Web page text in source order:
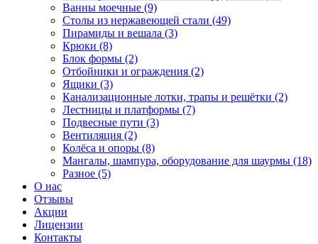
Ванны моечные (9)
Столы из нержавеющей стали (49)
Пирамиды и вешала (3)
Крюки (8)
Блок формы (2)
Отбойники и ограждения (2)
Ящики (3)
Канализационные лотки, трапы и решётки (2)
Лестницы и платформы (7)
Подвесные пути (3)
Вентиляция (2)
Колёса и опоры (8)
Мангалы, шампура, оборудование для шаурмы (18)
Разное (5)
О нас
Отзывы
Акции
Лицензии
Контакты